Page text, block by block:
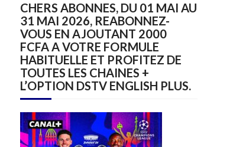
CHERS ABONNES, DU 01 MAI AU
31 MAI 2026, REABONNEZ-
VOUS EN AJOUTANT 2000
FCFA A VOTRE FORMULE
HABITUELLE ET PROFITEZ DE
TOUTES LES CHAINES +
L’OPTION DSTV ENGLISH PLUS.